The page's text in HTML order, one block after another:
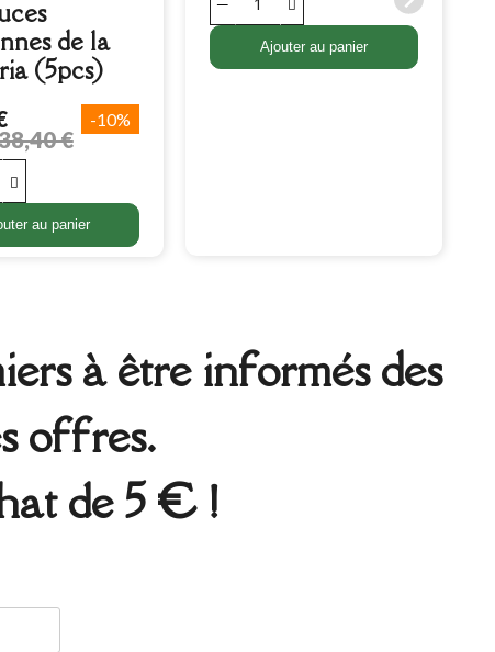
de la
(5pcs)
€
-10%
au panier
Ajouter au panier
à être informés des
offres.
de 5 € !